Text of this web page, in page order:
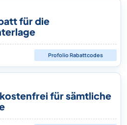
für die
ProfolioRabattcodes
für sämtliche